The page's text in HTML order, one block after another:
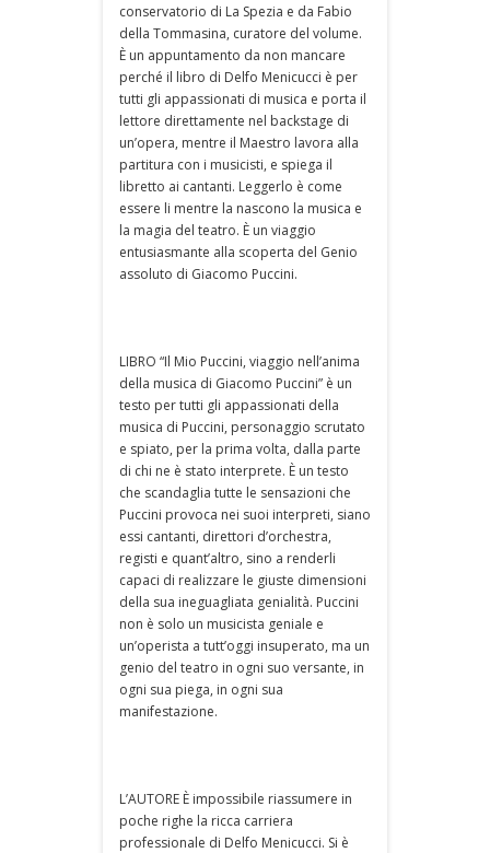
conservatorio di La Spezia e da Fabio
della Tommasina, curatore del volume.
È un appuntamento da non mancare
perché il libro di Delfo Menicucci è per
tutti gli appassionati di musica e porta il
lettore direttamente nel backstage di
un’opera, mentre il Maestro lavora alla
partitura con i musicisti, e spiega il
libretto ai cantanti. Leggerlo è come
essere li mentre la nascono la musica e
la magia del teatro. È un viaggio
entusiasmante alla scoperta del Genio
assoluto di Giacomo Puccini.
LIBRO “Il Mio Puccini, viaggio nell’anima
della musica di Giacomo Puccini” è un
testo per tutti gli appassionati della
musica di Puccini, personaggio scrutato
e spiato, per la prima volta, dalla parte
di chi ne è stato interprete. È un testo
che scandaglia tutte le sensazioni che
Puccini provoca nei suoi interpreti, siano
essi cantanti, direttori d’orchestra,
registi e quant’altro, sino a renderli
capaci di realizzare le giuste dimensioni
della sua ineguagliata genialità. Puccini
non è solo un musicista geniale e
un’operista a tutt’oggi insuperato, ma un
genio del teatro in ogni suo versante, in
ogni sua piega, in ogni sua
manifestazione.
L’AUTORE È impossibile riassumere in
poche righe la ricca carriera
professionale di Delfo Menicucci. Si è